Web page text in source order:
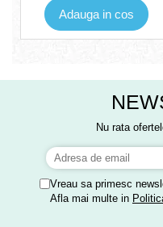
Adauga in cos
Nu rata
Vreau sa primesc
Afla mai multe in